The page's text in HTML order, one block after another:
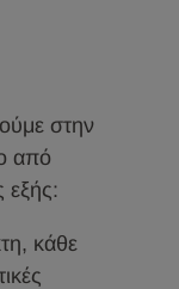
στην
από
εξής:
κάθε